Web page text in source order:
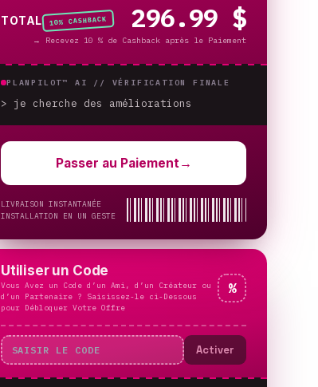
TOTAL 10% CASHBACK 296.99 $
→ Recevez 10 % de Cashback après le Paiement
PLANPILOT™ AI // VÉRIFICATION FINALE
> je cherche des améliorations
Passer au Paiement →
LIVRAISON INSTANTANÉE
INSTALLATION EN UN GESTE
Utiliser un Code
Vous Avez un Code d’un Ami, d’un Créateur ou
d’un Partenaire ? Saisissez-le ci-Dessous
pour Débloquer Votre Offre
%
Activer